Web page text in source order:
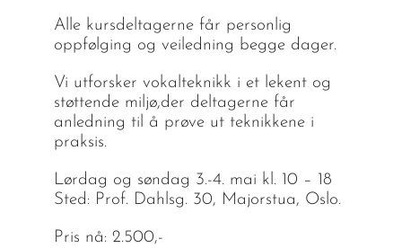
Alle kursdeltagerne får personlig
oppfølging og veiledning begge dager.
Vi utforsker vokalteknikk i et lekent og
støttende miljø,der deltagerne får
anledning til å prøve ut teknikkene i
praksis.
Lørdag og søndag 3.-4. mai kl. 10 – 18
Sted: Prof. Dahlsg. 30, Majorstua, Oslo.
Pris nå: 2.500,-